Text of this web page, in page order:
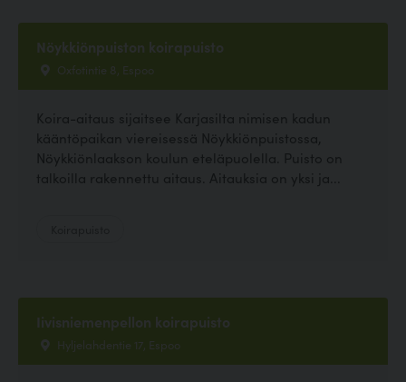
Nöykkiönpuiston koirapuisto
Oxfotintie 8, Espoo
Koira-aitaus sijaitsee Karjasilta nimisen kadun
kääntöpaikan viereisessä Nöykkiönpuistossa,
Nöykkiönlaakson koulun eteläpuolella. Puisto on
talkoilla rakennettu aitaus. Aitauksia on yksi ja...
Iivisniemenpellon koirapuisto
Hyljelahdentie 17, Espoo